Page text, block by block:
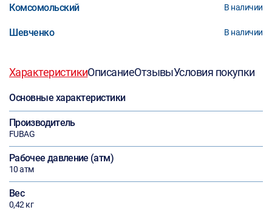
Комсомольский В наличии
Шевченко В наличии
ХарактеристикиОписаниеОтзывыУсловия покупки
Основные характеристики
Производитель
FUBAG
Рабочее давление (атм)
10 атм
Вес
0,42 кг